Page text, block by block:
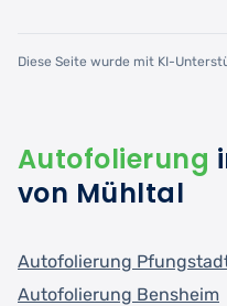
Diese Seite wurde mit KI-
Autofolierung
von Mühltal
Autofolierung
Autofolierung Bensheim